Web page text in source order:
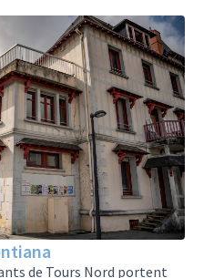
inscription-
de Tours Nord portent